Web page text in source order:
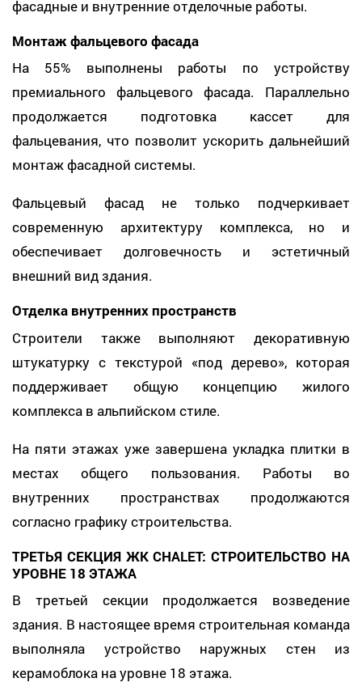
фасадные и внутренние отделочные работы.
Монтаж фальцевого фасада
На 55% выполнены работы по устройству
премиального фальцевого фасада. Параллельно
продолжается подготовка кассет для
фальцевания, что позволит ускорить дальнейший
монтаж фасадной системы.
Фальцевый фасад не только подчеркивает
современную архитектуру комплекса, но и
обеспечивает долговечность и эстетичный
внешний вид здания.
Отделка внутренних пространств
Строители также выполняют декоративную
штукатурку с текстурой «под дерево», которая
поддерживает общую концепцию жилого
комплекса в альпийском стиле.
На пяти этажах уже завершена укладка плитки в
местах общего пользования. Работы во
внутренних пространствах продолжаются
согласно графику строительства.
ТРЕТЬЯ СЕКЦИЯ ЖК CHALET: СТРОИТЕЛЬСТВО НА
УРОВНЕ 18 ЭТАЖА
В третьей секции продолжается возведение
здания. В настоящее время строительная команда
выполняла устройство наружных стен из
керамоблока на уровне 18 этажа.